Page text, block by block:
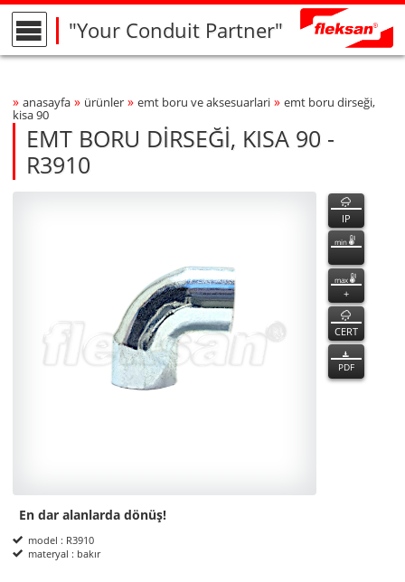
"Your Conduit Partner"
Breadcrumbs Navigation
» anasayfa » ürünler » emt boru ve aksesuarlari » emt boru di̇rseği̇,
kisa 90
EMT BORU DİRSEĞİ, KISA 90 -
R3910
R3910
R3910 özellikler
IP
min
max
+
CERT
PDF
Product Informations
En dar alanlarda dönüş!
model : R3910
materyal : bakır